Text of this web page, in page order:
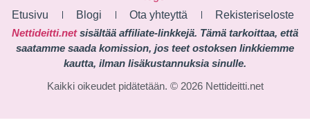
Etusivu Blogi Ota yhteyttä
Rekisteriseloste
Nettideitti.netsisältää affiliate-linkkejä. Tämä tarkoittaa, että
saatamme saada komission, jos teet ostoksen linkkiemme
kautta, ilman lisäkustannuksia sinulle.
Kaikki oikeudet pidätetään. © 2026 Nettideitti.net